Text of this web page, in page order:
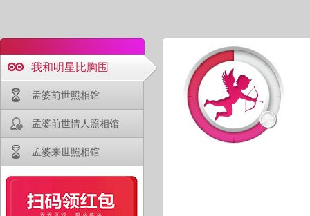
我和明星比胸围
孟婆前世照相馆
孟婆前世情人照相馆
孟婆来世照相馆